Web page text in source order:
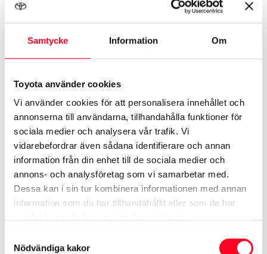
Samtycke Information Om
Toyota använder cookies
Vi använder cookies för att personalisera innehållet och
annonserna till användarna, tillhandahålla funktioner för
sociala medier och analysera vår trafik. Vi
vidarebefordrar även sådana identifierare och annan
information från din enhet till de sociala medier och
annons- och analysföretag som vi samarbetar med.
Dessa kan i sin tur kombinera informationen med annan
information som du har tillhandahållit eller som de har
Nödvändiga kakor
1.500 mil/år
Se alla Toyota C-HR-erbjudanden »
Nya Toyota C-HR+ Active
18
från 5.795 kr/mån*
med Toyota Easy Privatleasing